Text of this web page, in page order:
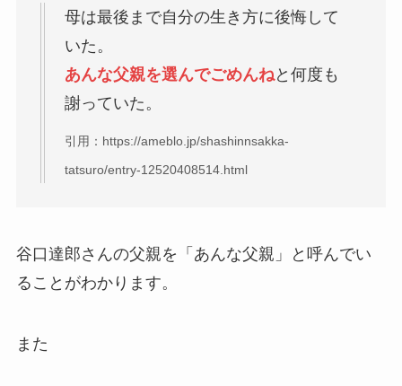
母は最後まで自分の生き方に後悔して
いた。
あんな父親を選んでごめんねと何度も
謝っていた。
引用：https://ameblo.jp/shashinnsakka-
tatsuro/entry-12520408514.html
谷口達郎さんの父親を「あんな父親」と呼んでい
ることがわかります。
また